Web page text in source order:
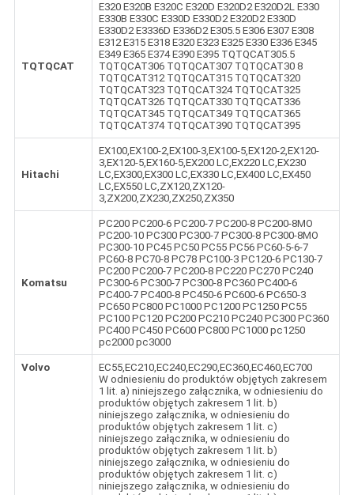
TQTQCAT
E320 E320B E320C E320D E320D2 E320D2L E330
E330B E330C E330D E330D2 E320D2 E330D
E330D2 E3336D E336D2 E305.5 E306 E307 E308
E312 E315 E318 E320 E323 E325 E330 E336 E345
E349 E365 E374 E390 E395 TQTQCAT305.5
TQTQCAT306 TQTQCAT307 TQTQCAT30 8
TQTQCAT312 TQTQCAT315 TQTQCAT320
TQTQCAT323 TQTQCAT324 TQTQCAT325
TQTQCAT326 TQTQCAT330 TQTQCAT336
TQTQCAT345 TQTQCAT349 TQTQCAT365
TQTQCAT374 TQTQCAT390 TQTQCAT395
Hitachi
EX100,EX100-2,EX100-3,EX100-5,EX120-2,EX120-
3,EX120-5,EX160-5,EX200 LC,EX220 LC,EX230
LC,EX300,EX300 LC,EX330 LC,EX400 LC,EX450
LC,EX550 LC,ZX120,ZX120-
3,ZX200,ZX230,ZX250,ZX350
Komatsu
PC200 PC200-6 PC200-7 PC200-8 PC200-8MO
PC200-10 PC300 PC300-7 PC300-8 PC300-8MO
PC300-10 PC45 PC50 PC55 PC56 PC60-5-6-7
PC60-8 PC70-8 PC78 PC100-3 PC120-6 PC130-7
PC200 PC200-7 PC200-8 PC220 PC270 PC240
PC300-6 PC300-7 PC300-8 PC360 PC400-6
PC400-7 PC400-8 PC450-6 PC600-6 PC650-3
PC650 PC800 PC1000 PC1200 PC1250 PC55
PC100 PC120 PC200 PC210 PC240 PC300 PC360
PC400 PC450 PC600 PC800 PC1000 pc1250
pc2000 pc3000
Volvo
EC55,EC210,EC240,EC290,EC360,EC460,EC700
W odniesieniu do produktów objętych zakresem
1 lit. a) niniejszego załącznika, w odniesieniu do
produktów objętych zakresem 1 lit. b)
niniejszego załącznika, w odniesieniu do
produktów objętych zakresem 1 lit. c)
niniejszego załącznika, w odniesieniu do
produktów objętych zakresem 1 lit. b)
niniejszego załącznika, w odniesieniu do
produktów objętych zakresem 1 lit. c)
niniejszego załącznika, w odniesieniu do